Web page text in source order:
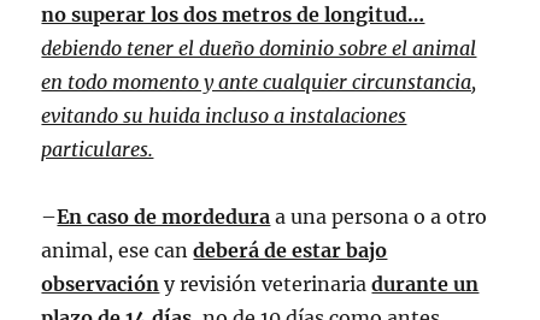
no superar los dos metros de longitud…
debiendo tener el dueño dominio sobre el animal
en todo momento y ante cualquier circunstancia,
evitando su huida incluso a instalaciones
particulares.
–En caso de mordedura a una persona o a otro
animal, ese candeberá de estar bajo
observación y revisión veterinariadurante un